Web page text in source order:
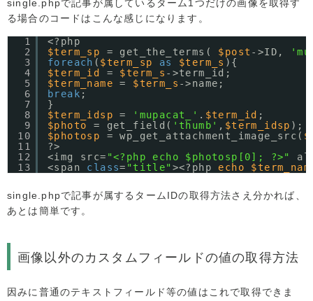
single.phpで記事が属しているターム1つだけの画像を取得す
る場合のコードはこんな感じになります。
1
2
3
4
5
6
7
8
9
10
11
12
13
<?php
$term_sp
= get_the_terms( $post ->ID,
foreach ( $term_sp as $term_s ){
$term_id
= $term_s ->term_id;
$term_name
= $term_s ->name;
break ;
}
$term_idsp
= 'mupacat_' . $term_id ;
$photo
= get_field( 'thumb' , $term_idsp );
$photosp
= wp_get_attachment_image_src(
?>
<img src= "<?php echo $photosp[0]; ?>"
<span class= "title"><?php echo
single.phpで記事が属するタームIDの取得方法さえ分かれば、
あとは簡単です。
画像以外のカスタムフィールドの値の取得方法
因みに普通のテキストフィールド等の値はこれで取得できま